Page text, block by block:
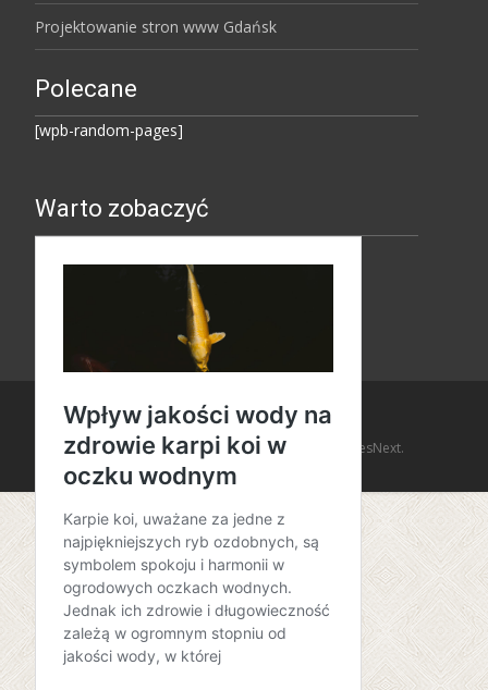
Projektowanie stron www Gdańsk
Polecane
[wpb-random-pages]
Warto zobaczyć
Copyright © Amaro Design
Powered by WordPress, Themei-design by TemplatesNext.